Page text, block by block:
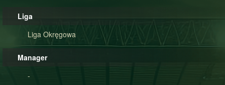
Liga
Liga Okręgowa
Manager
-